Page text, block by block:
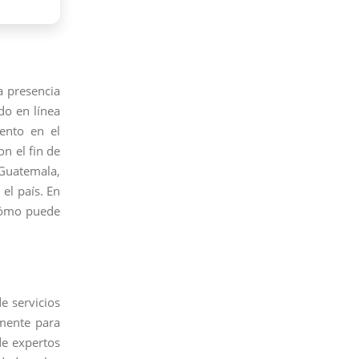
presencia
en línea
en el
el fin de
país. En
puede
servicios
para
expertos